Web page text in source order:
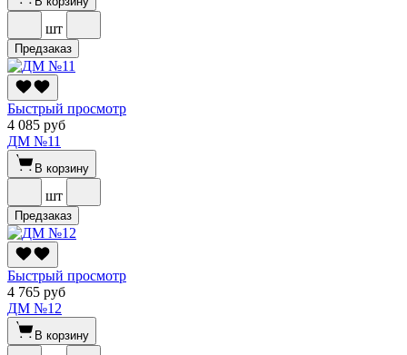
шт
Предзаказ
Быстрый просмотр
4 085 руб
ДМ №11
В корзину
шт
Предзаказ
Быстрый просмотр
4 765 руб
ДМ №12
В корзину